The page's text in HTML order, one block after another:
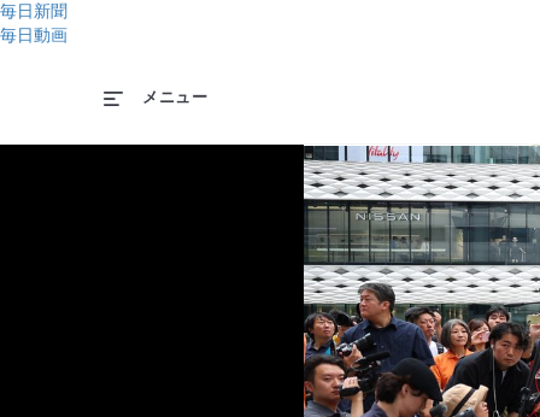
毎日新聞
毎日動画
メニュー